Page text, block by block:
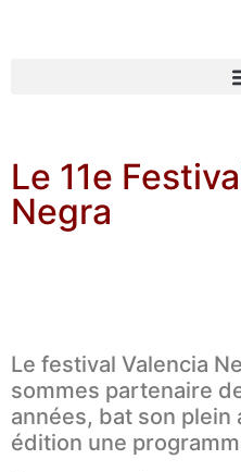
Le 11e
Negra
Le festival Valencia
sommes partenaire
années, bat son plein
édition une